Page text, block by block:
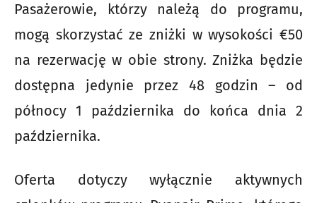
Pasażerowie, którzy należą do programu,
mogą skorzystać ze zniżki w wysokości €50
na rezerwację w obie strony. Zniżka będzie
dostępna jedynie przez 48 godzin – od
północy 1 października do końca dnia 2
października.
Oferta dotyczy wyłącznie aktywnych